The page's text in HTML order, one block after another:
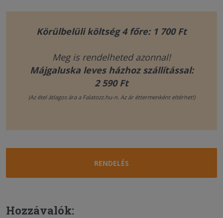
Körülbelüli költség 4 főre: 1 700 Ft
Meg is rendelheted azonnal!
Májgaluska leves házhoz szállítással:
2 590 Ft
(Az étel átlagos ára a Falatozz.hu-n. Az ár éttermenként eltérhet!)
RENDELÉS
Hozzávalók: